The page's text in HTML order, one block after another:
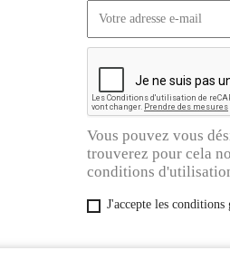
Vous pouvez vous
trouverez pour cela
conditions
J'accepte les